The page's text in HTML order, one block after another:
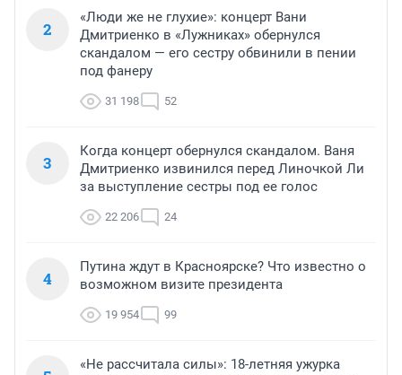
2
«Люди же не глухие»: концерт Вани
Дмитриенко в «Лужниках» обернулся
скандалом — его сестру обвинили в пении
под фанеру
31 198 52
3
Когда концерт обернулся скандалом. Ваня
Дмитриенко извинился перед Линочкой Ли
за выступление сестры под ее голос
22 206 24
4
Путина ждут в Красноярске? Что известно о
возможном визите президента
19 954 99
«Не рассчитала силы»: 18-летняя ужурка